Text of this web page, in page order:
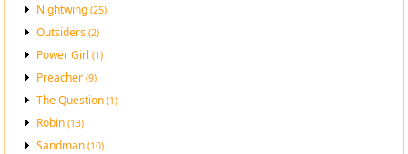
Nightwing(25)
Outsiders(2)
Power Girl(1)
Preacher(9)
The Question(1)
Robin(13)
Sandman(10)